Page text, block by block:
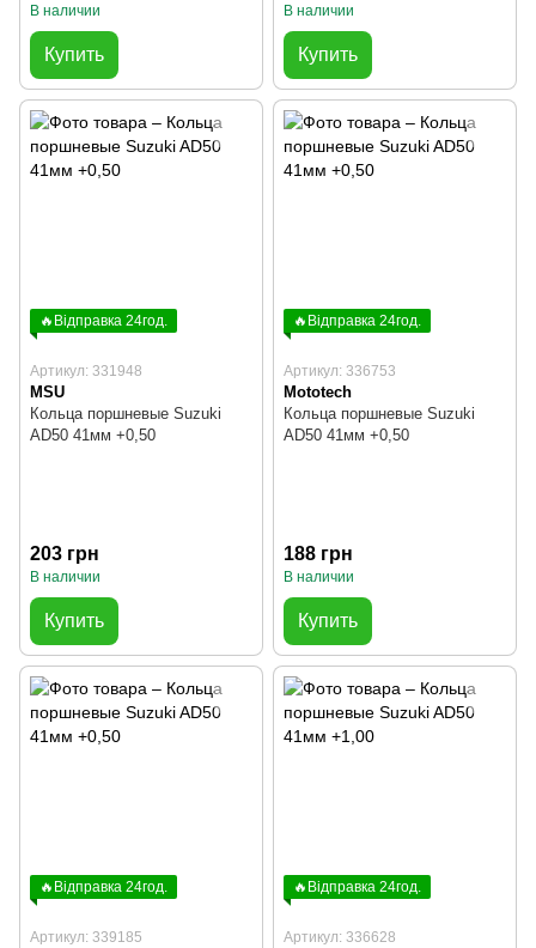
В наличии
Купить
В наличии
Купить
🔥Відправка 24год.
Артикул: 331948
MSU
Кольца поршневые Suzuki
AD50 41мм +0,50
203 грн
В наличии
Купить
🔥Відправка 24год.
Артикул: 336753
Mototech
Кольца поршневые Suzuki
AD50 41мм +0,50
188 грн
В наличии
Купить
🔥Відправка 24год.
Артикул: 339185
🔥Відправка 24год.
Артикул: 336628